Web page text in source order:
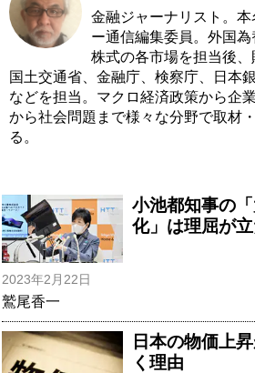
金融ジャーナリスト。
ー通信編集委員。外国為
株式の各市場を担当後、
国土交通省、金融庁、検察庁、日本
などを担当。マクロ経済政策から企
から社会問題まで様々な分野で取材
る。
小池都知事の
化」は理屈が
2023年2月22日
鷲尾香一
日本の物価上
く理由